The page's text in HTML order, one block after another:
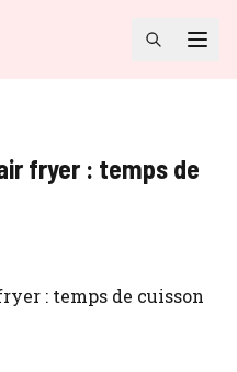
fryer : temps de